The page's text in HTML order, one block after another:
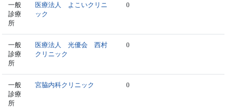
一般
診療
所
医療法人 よこいクリニ
ック
0
一般
診療
所
医療法人 光優会 西村
クリニック
0
一般
診療
所
宮脇内科クリニック 0